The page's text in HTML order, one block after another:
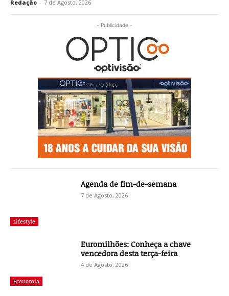
Redação - 7 de Agosto, 2026
- Publicidade -
Lifestyle
Agenda de fim-de-semana
7 de Agosto, 2026
Economia
Euromilhões: Conheça a chave
vencedora desta terça-feira
4 de Agosto, 2026